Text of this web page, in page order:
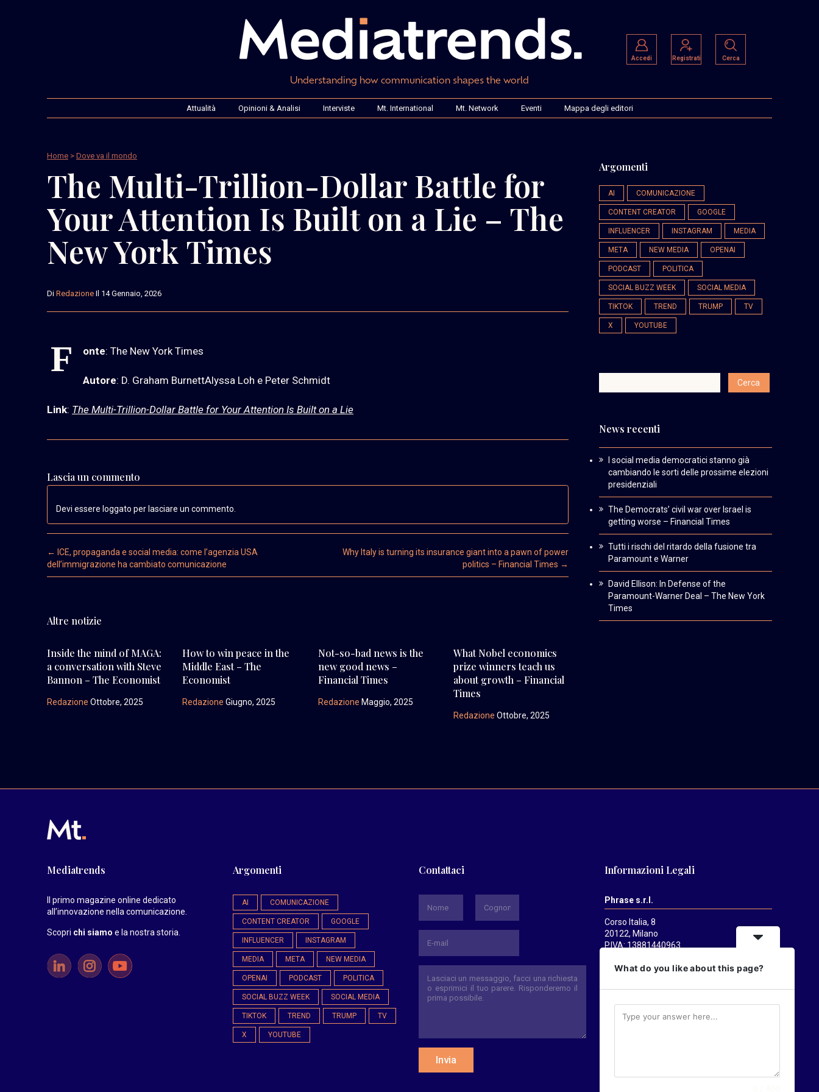
Understanding how communication shapes the world
Accedi Registrati Cerca
Attualità Opinioni & Analisi Interviste Mt. International Mt. Network Eventi Mappa degli editori
Home > Dove va il mondo
The Multi-Trillion-Dollar Battle for
Your Attention Is Built on a Lie – The
New York Times
Di Redazione Il 14 Gennaio, 2026
F onte: The New York Times
Autore: D. Graham BurnettAlyssa Loh e Peter Schmidt
Link: The Multi-Trillion-Dollar Battle for Your Attention Is Built on a Lie
Lascia un commento
Devi essere loggato per lasciare un commento.
Post navigation
← ICE, propaganda e social media: come l’agenzia USA
dell’immigrazione ha cambiato comunicazione
Why Italy is turning its insurance giant into a pawn of power
politics – Financial Times →
Altre notizie
Inside the mind of MAGA:
a conversation with Steve
Bannon – The Economist
Redazione Ottobre, 2025
How to win peace in the
Middle East – The
Economist
Redazione Giugno, 2025
Not-so-bad news is the
new good news –
Financial Times
Redazione Maggio, 2025
What Nobel economics
prize winners teach us
about growth – Financial
Times
Redazione Ottobre, 2025
Argomenti
AI COMUNICAZIONE
CONTENT CREATOR GOOGLE
INFLUENCER INSTAGRAM MEDIA
META NEW MEDIA OPENAI
PODCAST POLITICA
SOCIAL BUZZ WEEK SOCIAL MEDIA
TIKTOK TREND TRUMP TV
X YOUTUBE
News recenti
I social media democratici stanno già
cambiando le sorti delle prossime elezioni
presidenziali
The Democrats’ civil war over Israel is
getting worse – Financial Times
Tutti i rischi del ritardo della fusione tra
Paramount e Warner
David Ellison: In Defense of the
Paramount-Warner Deal – The New York
Times
Mediatrends
Il primo magazine online dedicato
all’innovazione nella comunicazione.
Scopri chi siamo e la nostra storia
Argomenti
AI COMUNICAZIONE
CONTENT CREATOR GOOGLE
INFLUENCER INSTAGRAM
MEDIA META NEW MEDIA
OPENAI PODCAST POLITICA
SOCIAL BUZZ WEEK SOCIAL MEDIA
TIKTOK TREND TRUMP TV
X YOUTUBE
Contattaci
Invia
Informazioni Legali
Phrase s.r.l.
Corso Italia, 8
20122, Milano
P.IVA: 13881440963
Mediatrendsè una testata registrata
Direttore responsabile:Alessandro
Direttore editoriale:Carlo Castorina
What do you like about this page?